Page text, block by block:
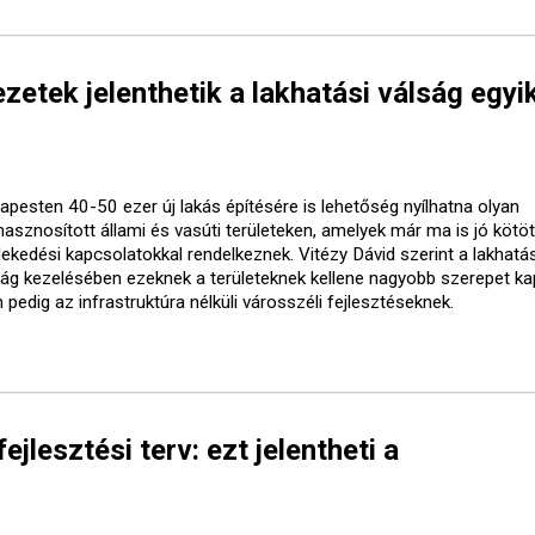
jelenthetik a lakhatási válság
40-50 ezer új lakás építésére is lehetőség nyílhatna olyan
állami és vasúti területeken, amelyek már ma is jó
kapcsolatokkal rendelkeznek. Vitézy Dávid szerint a
kezelésében ezeknek a területeknek kellene nagyobb szerepet
pedig az infrastruktúra nélküli városszéli fejlesztéseknek.
terv: ezt jelentheti a